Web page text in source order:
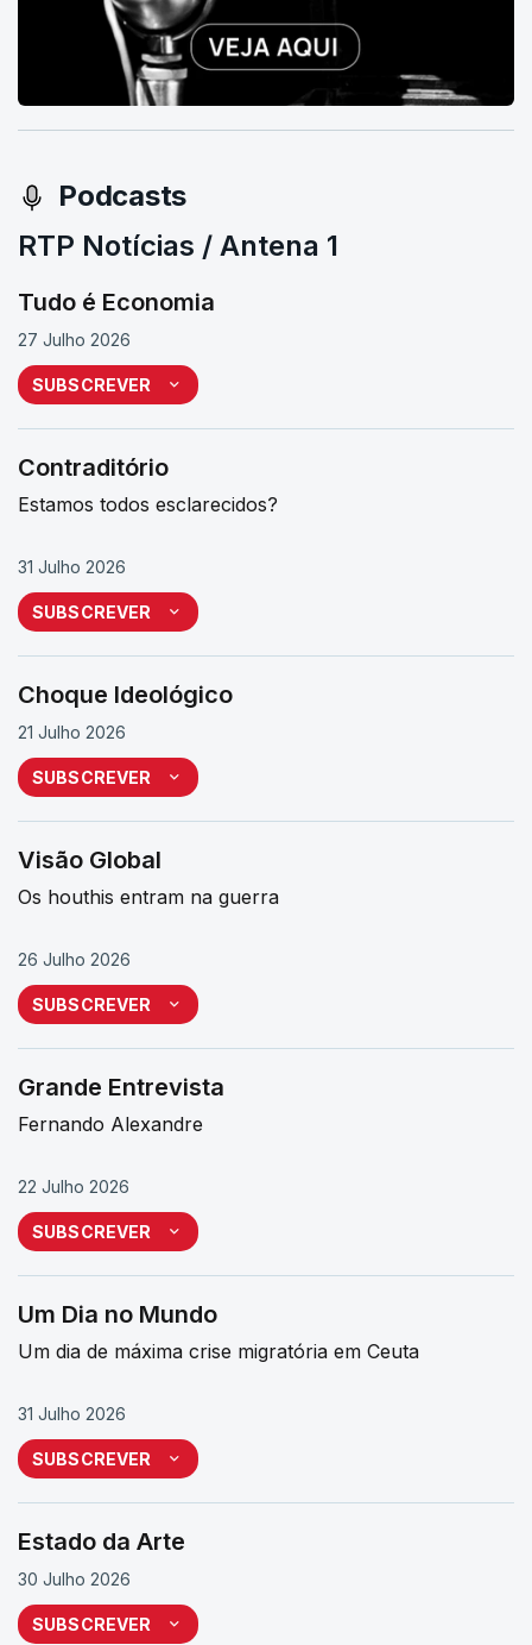
Podcasts
RTP Notícias / Antena 1
Tudo é Economia
27 Julho 2026
SUBSCREVER
Contraditório
Estamos todos esclarecidos?
31 Julho 2026
SUBSCREVER
Choque Ideológico
21 Julho 2026
SUBSCREVER
Visão Global
Os houthis entram na guerra
26 Julho 2026
SUBSCREVER
Grande Entrevista
Fernando Alexandre
22 Julho 2026
SUBSCREVER
Um Dia no Mundo
Um dia de máxima crise migratória em Ceuta
31 Julho 2026
SUBSCREVER
Estado da Arte
30 Julho 2026
SUBSCREVER